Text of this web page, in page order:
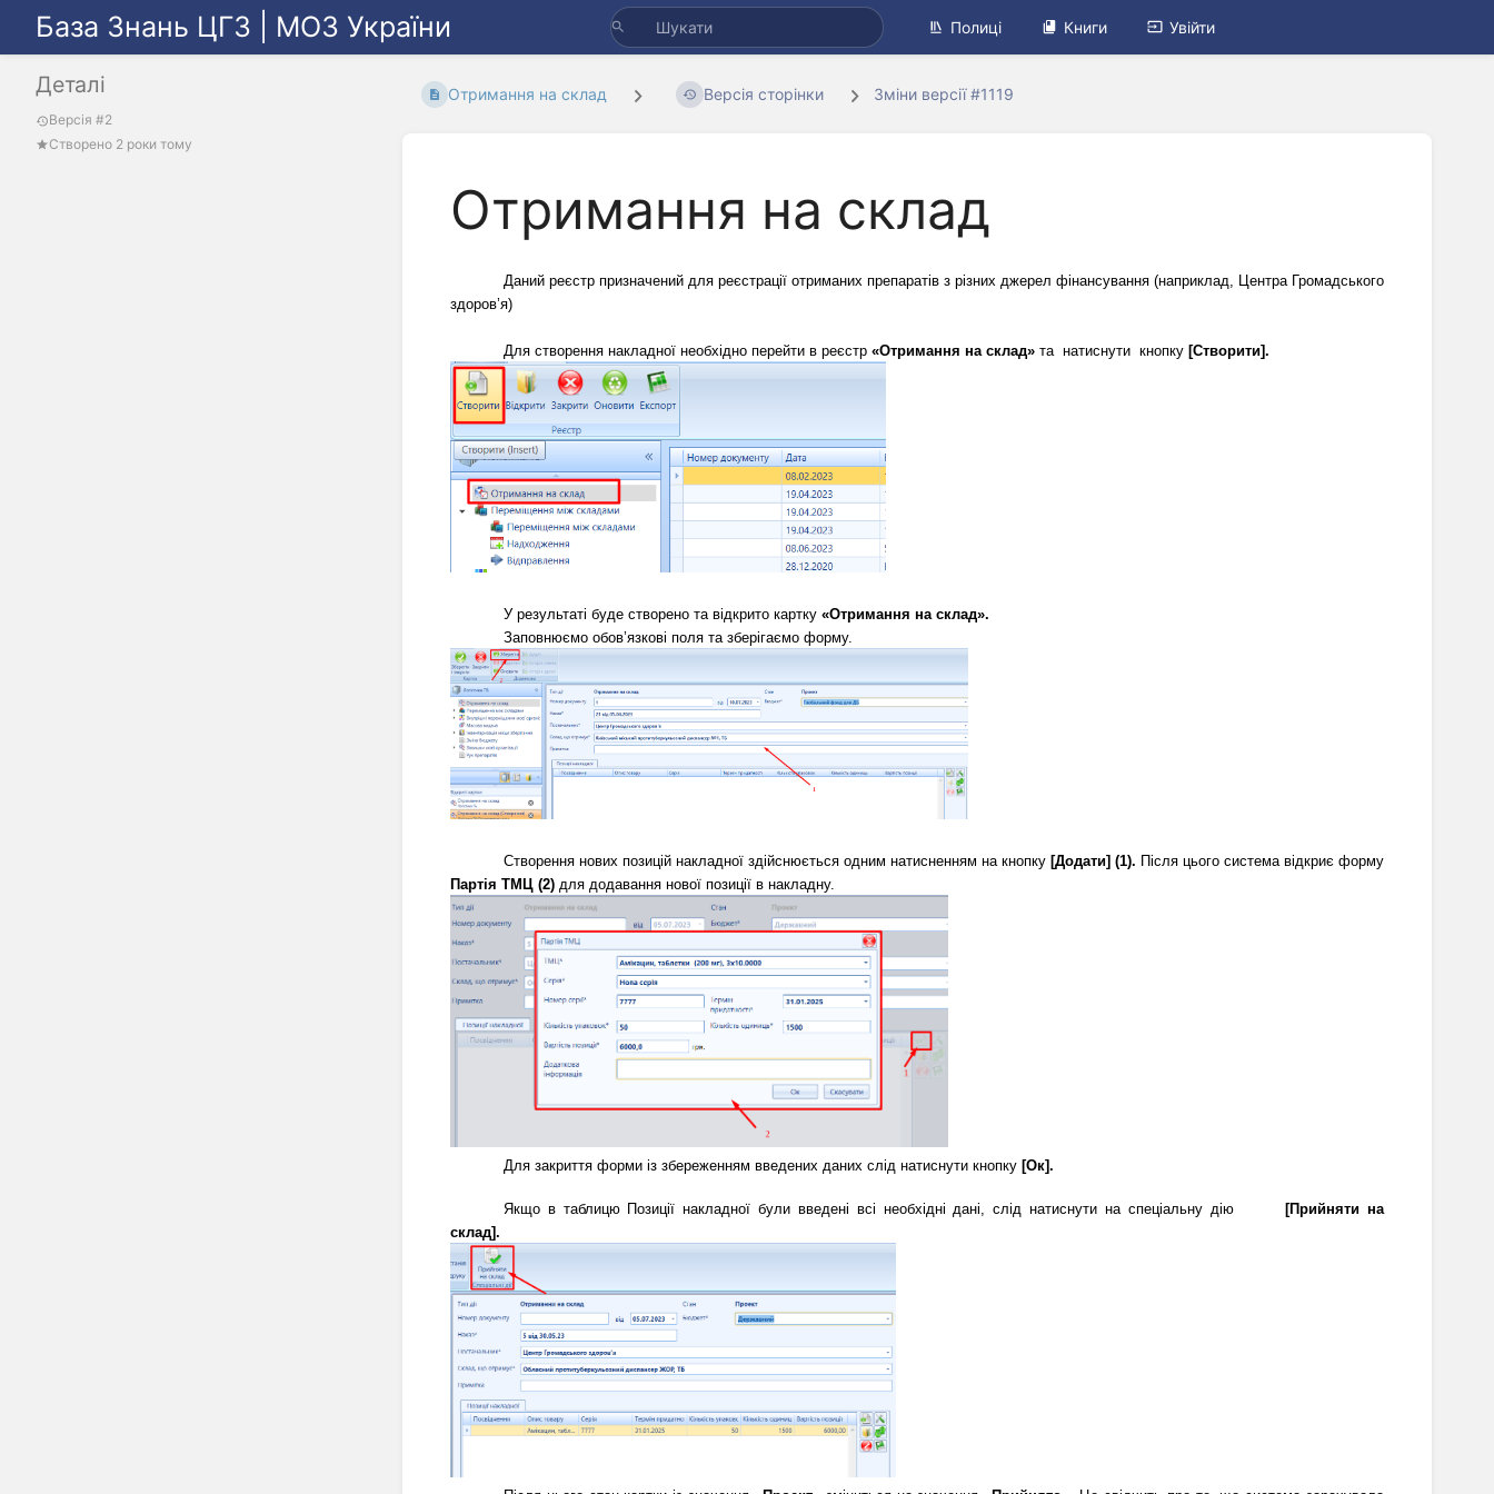
База Знань ЦГЗ | МОЗ України Полиці Книги Увійти
Деталі
Версія #2
Створено 2 роки тому
Отримання на склад Версія сторінки Зміни версії #1119
Отримання на склад
Даний реєстр призначений для реєстрації отриманих препаратів з різних джерел фінансування (наприклад, Центра Громадського
здоров’я)
Для створення накладної необхідно перейти в реєстр «Отримання на склад» та  натиснути  кнопку [Створити].
У результаті буде створено та відкрито картку «Отримання на склад».
Заповнюємо обов’язкові поля та зберігаємо форму.
Створення нових позицій накладної здійснюється одним натисненням на кнопку [Додати] (1).
Партія ТМЦ (2) для додавання нової позиції в накладну.
Для закриття форми із збереженням введених даних слід натиснути кнопку [Ок].
Якщо в таблицю Позиції накладної були введені всі необхідні дані, слід натиснути на спеціальну дію
[Прийняти на
склад].